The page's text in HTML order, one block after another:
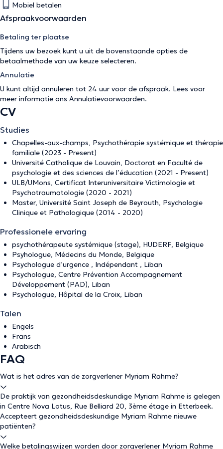
Mobiel betalen
Afspraakvoorwaarden
Betaling ter plaatse
Tijdens uw bezoek kunt u uit de bovenstaande opties de
betaalmethode van uw keuze selecteren.
Annulatie
U kunt altijd annuleren tot 24 uur voor de afspraak. Lees voor
meer informatie ons Annulatievoorwaarden.
CV
Studies
Chapelles-aux-champs, Psychothérapie systémique et thérapie
familiale (2023 - Present)
Université Catholique de Louvain, Doctorat en Faculté de
psychologie et des sciences de l’éducation (2021 - Present)
ULB/UMons, Certificat Interuniversitaire Victimologie et
Psychotraumatologie (2020 - 2021)
Master, Université Saint Joseph de Beyrouth, Psychologie
Clinique et Pathologique (2014 - 2020)
Professionele ervaring
psychothérapeute systémique (stage), HUDERF, Belgique
Psyhologue, Médecins du Monde, Belgique
Psychologue d’urgence , Indépendant , Liban
Psychologue, Centre Prévention Accompagnement
Développement (PAD), Liban
Psychologue, Hôpital de la Croix, Liban
Talen
Engels
Frans
Arabisch
FAQ
Wat is het adres van de zorgverlener Myriam Rahme?
De praktijk van gezondheidsdeskundige Myriam Rahme is gelegen
in Centre Nova Lotus, Rue Belliard 20, 3ème étage in Etterbeek.
Accepteert gezondheidsdeskundige Myriam Rahme nieuwe
patiënten?
Welke betalingswijzen worden door zorgverlener Myriam Rahme